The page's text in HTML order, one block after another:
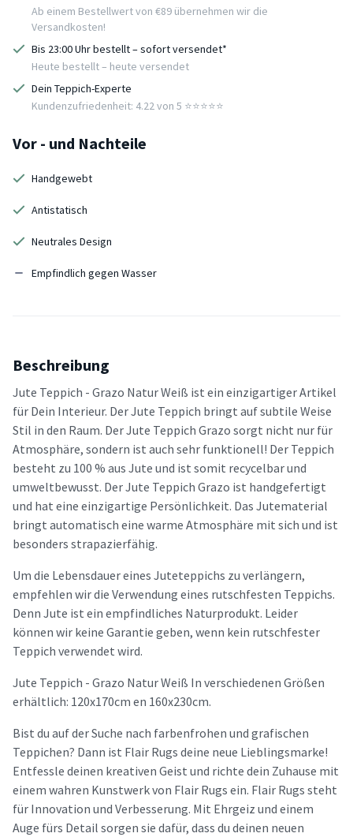
Ab einem Bestellwert von €89 übernehmen wir die
Versandkosten!
Bis 23:00 Uhr bestellt – sofort versendet*
Heute bestellt – heute versendet
Dein Teppich-Experte
Kundenzufriedenheit: 4.22 von 5 ⭐️⭐️⭐️⭐️⭐️
Vor - und Nachteile
Handgewebt
Antistatisch
Neutrales Design
Empfindlich gegen Wasser
Beschreibung
Jute Teppich - Grazo Natur Weiß ist ein einzigartiger Artikel
für Dein Interieur. Der Jute Teppich bringt auf subtile Weise
Stil in den Raum. Der Jute Teppich Grazo sorgt nicht nur für
Atmosphäre, sondern ist auch sehr funktionell! Der Teppich
besteht zu 100 % aus Jute und ist somit recycelbar und
umweltbewusst. Der Jute Teppich Grazo ist handgefertigt
und hat eine einzigartige Persönlichkeit. Das Jutematerial
bringt automatisch eine warme Atmosphäre mit sich und ist
besonders strapazierfähig.
Um die Lebensdauer eines Juteteppichs zu verlängern,
empfehlen wir die Verwendung eines rutschfesten Teppichs.
Denn Jute ist ein empfindliches Naturprodukt. Leider
können wir keine Garantie geben, wenn kein rutschfester
Teppich verwendet wird.
Jute Teppich - Grazo Natur Weiß In verschiedenen Größen
erhältlich: 120x170cm en 160x230cm.
Bist du auf der Suche nach farbenfrohen und grafischen
Teppichen? Dann ist Flair Rugs deine neue Lieblingsmarke!
Entfessle deinen kreativen Geist und richte dein Zuhause mit
einem wahren Kunstwerk von Flair Rugs ein. Flair Rugs steht
für Innovation und Verbesserung. Mit Ehrgeiz und einem
Auge fürs Detail sorgen sie dafür, dass du deinen neuen